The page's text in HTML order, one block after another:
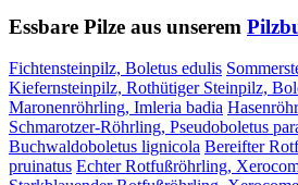
Essbare Pilze aus unserem
Fichtensteinpilz, Boletus edulis
Kiefernsteinpilz, Rothütiger Steinpilz,
Maronenröhrling, Imleria badia
Schmarotzer-Röhrling, Pseudoboletus
Buchwaldoboletus lignicola Bereifter
pruinatus Echter Rotfußröhrling,